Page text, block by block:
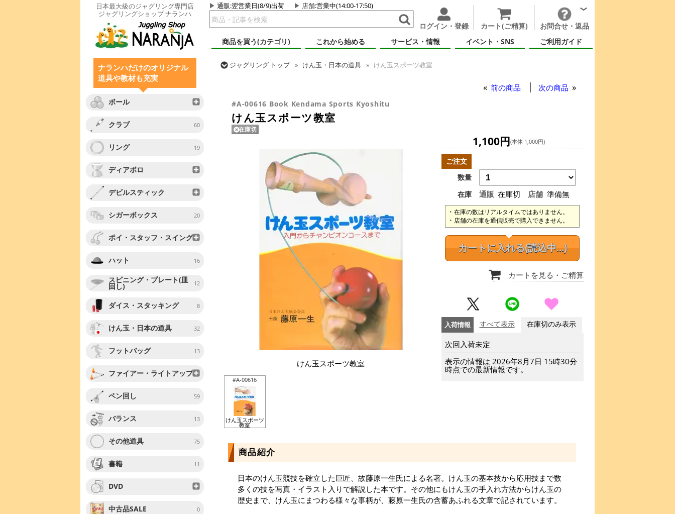
日本最大級のジャグリング専門店
ジャグリングショップ ナランハ
通販:翌営業日(8/9)出荷 店舗:営業中(14:00-17:50)
ログイン・登録 カート(ご精算)
お問合せ・返品
商品を買う(カテゴリ)
これから始める サービス・情報 イベント・SNS ご利用ガイド
ナランハだけのオリジナル
道具や教材も充実
ボール
クラブ 60
リング 19
ディアボロ
デビルスティック
シガーボックス 20
ポイ・スタッフ・スイング
ハット 16
スピニング・プレート(皿
回し) 12
ダイス・スタッキング 8
けん玉・日本の道具 32
フットバッグ 13
ファイアー・ライトアップ
ペン回し 59
バランス 13
その他道具 75
書籍 11
DVD
中古品SALE 0
ジャグリング トップ けん玉・日本の道具
けん玉スポーツ教室
前の商品 次の商品
#A-00616 Book Kendama Sports Kyoshitu
けん玉スポーツ教室
在庫切
けん玉スポーツ教室
#A-00616
けん玉スポーツ
教室
1,100円(本体 1,000円)
ご注文
数量
在庫
通販 在庫切 店舗 準備無
在庫の数はリアルタイムではありません。
店舗の在庫を通信販売で購入できません。
カートに入れる(読込中...)
カートを見る ・ご精算
入荷情報 すべて表示 在庫切のみ表示
次回入荷未定
表示の情報は 2026年8月7日 15時30分
時点での最新情報です。
商品紹介
日本のけん玉競技を確立した巨匠、故藤原一生氏による名著。けん玉の基本技から応用技まで数
多くの技を写真・イラスト入りで解説した本です。その他にもけん玉の手入れ方法からけん玉の
歴史まで、けん玉にまつわる様々な事柄が、藤原一生氏の含蓄あふれる文章で記されています。